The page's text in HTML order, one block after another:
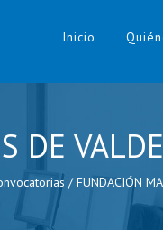
Inicio
DE
/FUNDACIÓN